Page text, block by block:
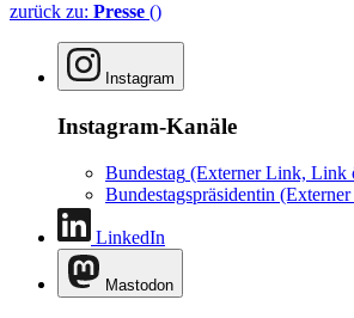
zurück zu: Presse ()
Instagram
Instagram-Kanäle
Bundestag (Externer Link, Link
Bundestagspräsidentin
LinkedIn
Mastodon